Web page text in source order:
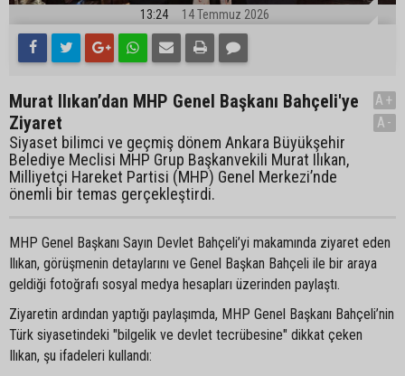
13:24 14 Temmuz 2026
Murat Ilıkan’dan MHP Genel Başkanı Bahçeli'ye
Ziyaret
Siyaset bilimci ve geçmiş dönem Ankara Büyükşehir
Belediye Meclisi MHP Grup Başkanvekili Murat Ilıkan,
Milliyetçi Hareket Partisi (MHP) Genel Merkezi’nde
önemli bir temas gerçekleştirdi.
A+
A-
MHP Genel Başkanı Sayın Devlet Bahçeli’yi makamında ziyaret eden
Ilıkan, görüşmenin detaylarını ve Genel Başkan Bahçeli ile bir araya
geldiği fotoğrafı sosyal medya hesapları üzerinden paylaştı.
Ziyaretin ardından yaptığı paylaşımda, MHP Genel Başkanı Bahçeli’nin
Türk siyasetindeki "bilgelik ve devlet tecrübesine" dikkat çeken
Ilıkan, şu ifadeleri kullandı: